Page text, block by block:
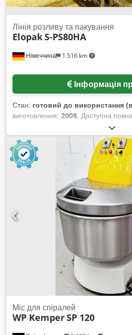
Німеччина 1 516 km
Лінія розливу та пакування
ElopakS-PS80HA
Інформація
Стан: готовий до використання
виготовлення: 2008, Доступна
наповнювача до пакувального
пірамідальна упаковка 0,50 л/0,75
приблизно 7000 упаковок/год,
9500 мм/3200 мм/3500 мм, вага:
напрацювання: близько 32500
E-PLA-S30, рік випуску: 2009, тиск
близько 1000 кг. Пакувальний
Traypacker TF, рік випуску: 2011.
Міс для спіралей
WP KemperSP 120